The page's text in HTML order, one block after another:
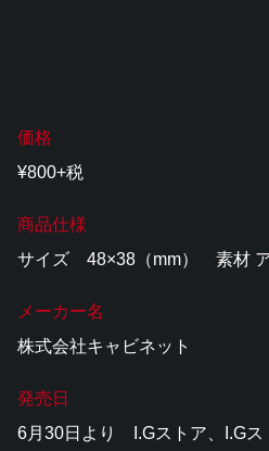
価格
¥800+税
商品仕様
サイズ 48×38（mm） 素材 ア
メーカー名
株式会社キャビネット
発売日
6月30日より I.Gストア、I.Gス